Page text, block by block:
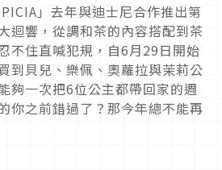
」去年與迪士尼合作推出第
迴響，從調和茶的內容搭配到茶
不住直喊犯規，自6月29日開始
到貝兒、樂佩、奧蘿拉與茉莉公
夠一次把6位公主都帶回家的週
你之前錯過了？那今年總不能再